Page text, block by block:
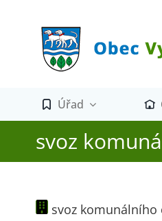
Úřad
svoz
svoz komunálního